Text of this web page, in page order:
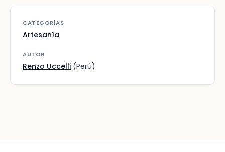
CATEGORÍAS
Artesanía
AUTOR
Renzo Uccelli (Perú)